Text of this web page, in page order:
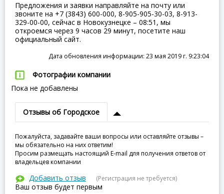
Предложения и заявки направляйте на почту или
звоните на +7 (3843) 600-000, 8-905-905-30-03, 8-913-
329-00-00, сейчас в Новокузнецке – 08:51, мы
откроемся через 9 часов 29 минут, посетите наш
официальный сайт.
Дата обновления информации: 23 мая 2019 г. 9:23:04
Фотографии компании
Пока не добавлены
Отзывы об Городское
Пожалуйста, задавайте ваши вопросы или оставляйте отзывы –
мы обязательно на них ответим!
Просим размещать настоящий E-mail для получения ответов от
владельцев компании
Добавить отзыв (Регистрация не требуется)
Ваш отзыв будет первым